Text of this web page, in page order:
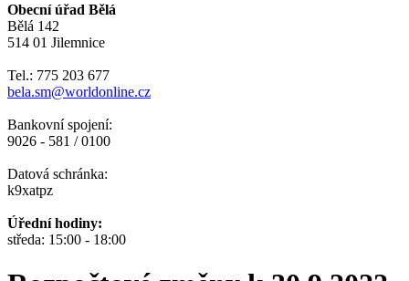
Obecní úřad Bělá
Bělá 142
514 01 Jilemnice
Tel.: 775 203 677
bela.sm@worldonline.cz
Bankovní spojení:
9026 - 581 / 0100
Datová schránka:
k9xatpz
Úřední hodiny:
středa: 15:00 - 18:00